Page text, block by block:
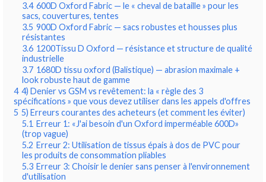
3.4 600D Oxford Fabric — le « cheval de bataille » pour les
sacs, couvertures, tentes
3.5 900D Oxford Fabric — sacs robustes et housses plus
résistantes
3.6 1200Tissu D Oxford — résistance et structure de qualité
industrielle
3.7 1680D tissu oxford (Balistique) — abrasion maximale +
look robuste haut de gamme
4 4) Denier vs GSM vs revêtement: la « règle des 3
spécifications » que vous devez utiliser dans les appels d'offres
5 5) Erreurs courantes des acheteurs (et comment les éviter)
5.1 Erreur 1: «J'ai besoin d'un Oxford imperméable 600D»
(trop vague)
5.2 Erreur 2: Utilisation de tissus épais à dos de PVC pour
les produits de consommation pliables
5.3 Erreur 3: Choisir le denier sans penser à l'environnement
d'utilisation